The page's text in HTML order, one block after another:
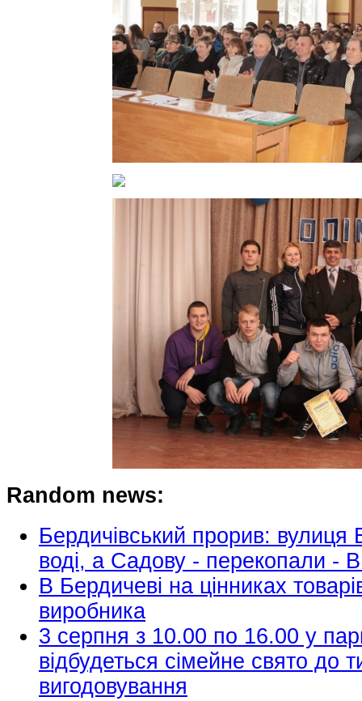
Random news:
Бердичівський прорив:
воді, а Садову - перекопали -
В Бердичеві на цінниках
виробника
3 серпня з 10.00 по 16.00 у
відбудеться сімейне свято до
вигодовування